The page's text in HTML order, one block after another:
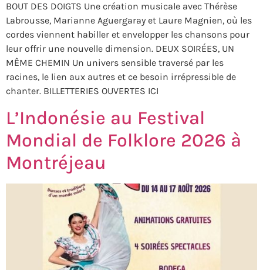
BOUT DES DOIGTS Une création musicale avec Thérèse
Labrousse, Marianne Aguergaray et Laure Magnien, où les
cordes viennent habiller et envelopper les chansons pour
leur offrir une nouvelle dimension. DEUX SOIRÉES, UN
MÊME CHEMIN Un univers sensible traversé par les
racines, le lien aux autres et ce besoin irrépressible de
chanter. BILLETTERIES OUVERTES ICI
L’Indonésie au Festival
Mondial de Folklore 2026 à
Montréjeau